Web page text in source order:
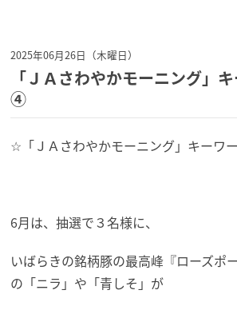
2025年06月26日（木曜日）
「ＪＡさわやかモーニング」
④
☆「ＪＡさわやかモーニング」キーワ
6月は、抽選で３名様に、
いばらきの銘柄豚の最高峰『ローズポ
の「ニラ」や「青しそ」が